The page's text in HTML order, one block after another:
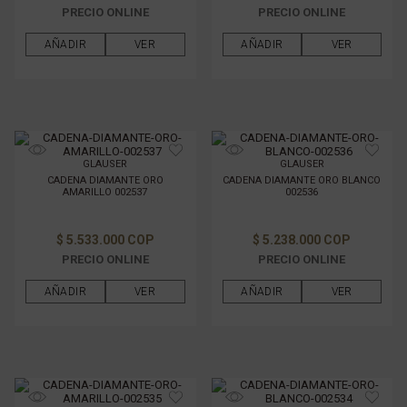
PRECIO ONLINE
AÑADIR VER
PRECIO ONLINE
AÑADIR VER
GLAUSER
CADENA DIAMANTE ORO
AMARILLO 002537
$ 5.533.000 COP
PRECIO ONLINE
AÑADIR VER
GLAUSER
CADENA DIAMANTE ORO BLANCO
002536
$ 5.238.000 COP
PRECIO ONLINE
AÑADIR VER